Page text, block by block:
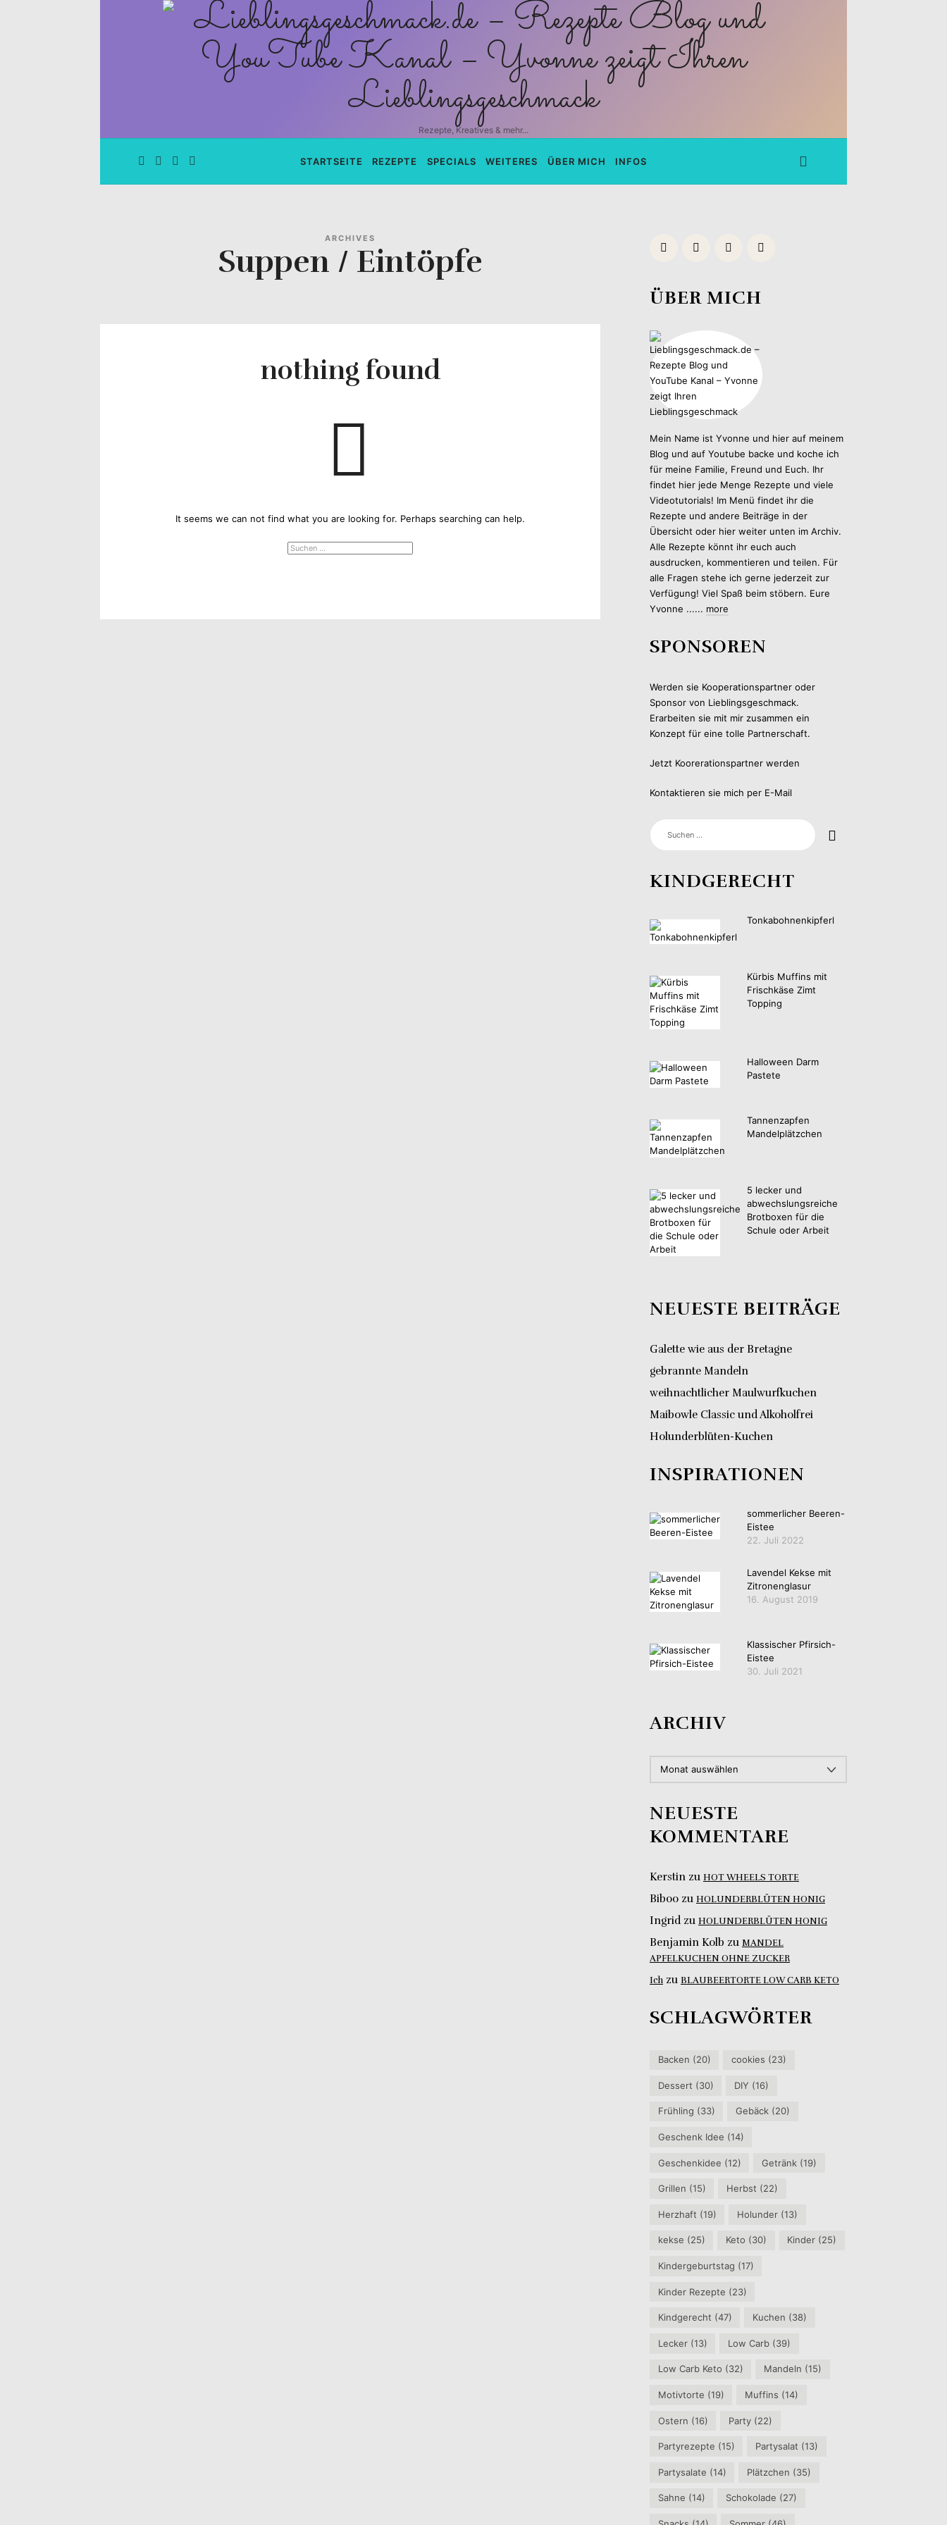
Lieblingsgeschmack.de
Rezepte
Blog
und
Kanal
Rezepte, Kreatives & mehr...
STARTSEITE REZEPTE SPECIALS WEITERES ÜBER MICH INFOS
ARCHIVES
Suppen / Eintöpfe
nothing found
It seems we can not find what you are looking for. Perhaps searching can help.
SUCHEN
ÜBER MICH
Mein Name ist Yvonne und hier auf meinem
Blog und auf Youtube backe und koche ich
für meine Familie, Freund und Euch. Ihr
findet hier jede Menge Rezepte und viele
Videotutorials! Im Menü findet ihr die
Rezepte und andere Beiträge in der
Übersicht oder hier weiter unten im Archiv.
Alle Rezepte könnt ihr euch auch
ausdrucken, kommentieren und teilen. Für
alle Fragen stehe ich gerne jederzeit zur
Verfügung! Viel Spaß beim stöbern. Eure
Yvonne ...... more
SPONSOREN
Werden sie Kooperationspartner oder
Sponsor von Lieblingsgeschmack.
Erarbeiten sie mit mir zusammen ein
Konzept für eine tolle Partnerschaft.
Jetzt Koorerationspartner werden
Kontaktieren sie mich per E-Mail
SUCHEN
NACH:
KINDGERECHT
Tonkabohnenkipferl
Kürbis Muffins mit
Frischkäse Zimt
Topping
Halloween Darm
Pastete
Tannenzapfen
Mandelplätzchen
5 lecker und
abwechslungsreiche
Brotboxen für die
Schule oder Arbeit
NEUESTE BEITRÄGE
Galette wie aus der Bretagne
gebrannte Mandeln
weihnachtlicher Maulwurfkuchen
Maibowle Classic und Alkoholfrei
Holunderblüten-Kuchen
INSPIRATIONEN
sommerlicher Beeren-
Eistee
22. Juli 2022
Lavendel Kekse mit
Zitronenglasur
16. August 2019
Klassischer Pfirsich-
Eistee
30. Juli 2021
ARCHIV
NEUESTE
KOMMENTARE
Kerstin zu HOT WHEELS TORTE
Biboo zu HOLUNDERBLÜTEN HONIG
Ingrid zu HOLUNDERBLÜTEN HONIG
Benjamin Kolb zu MANDEL
APFELKUCHEN OHNE ZUCKER
Ich zu BLAUBEERTORTE LOW CARB KETO
SCHLAGWÖRTER
Backen (20) cookies (23)
Dessert (30) DIY (16)
Frühling (33) Gebäck (20)
Geschenk Idee (14)
Geschenkidee (12) Getränk (19)
Grillen (15) Herbst (22)
Herzhaft (19) Holunder (13)
kekse (25) Keto (30) Kinder (25)
Kindergeburtstag (17)
Kinder Rezepte (23)
Kindgerecht (47) Kuchen (38)
Lecker(13) Low Carb (39)
Low Carb Keto (32) Mandeln (15)
Motivtorte (19) Muffins (14)
Ostern (16) Party (22)
Partyrezepte (15) Partysalat (13)
Partysalate (14) Plätzchen (35)
Sahne (14) Schokolade (27)